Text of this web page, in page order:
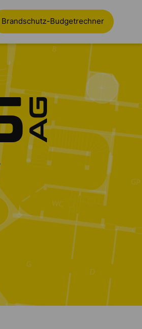
Brandschutz-Budgetrechner